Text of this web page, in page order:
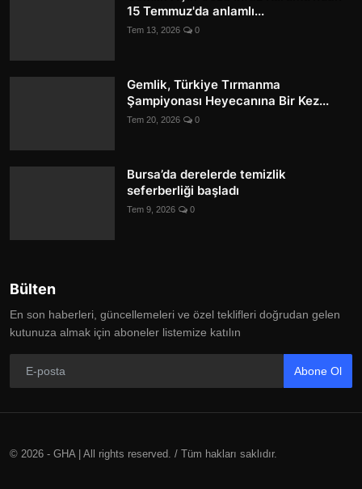
15 Temmuz'da anlamlı...
Tem 13, 2026 0
Gemlik, Türkiye Tırmanma
Şampiyonası Heyecanına Bir Kez...
Tem 20, 2026 0
Bursa’da derelerde temizlik
seferberliği başladı
Tem 9, 2026 0
Bülten
En son haberleri, güncellemeleri ve özel teklifleri doğrudan gelen
kutunuza almak için aboneler listemize katılın
Abone Ol
© 2026 - GHA | All rights reserved. / Tüm hakları saklıdır.